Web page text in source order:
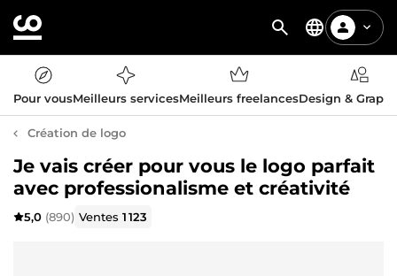
Pour vousMeilleurs servicesMeilleurs freelancesDesign &
Création de logo
Je vais créer pour vous le logo parfait
avec professionalisme et créativité
5,0 (890) Ventes1 123